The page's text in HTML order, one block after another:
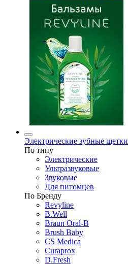
Электрические зубные щетки
По типу
Электрические
Ультразвуковые
Звуковые
Для питомцев
По Бренду
Revyline
B.Well
Braun Oral-B
Brush Baby
CS Medica
Curaprox
D.Fresh